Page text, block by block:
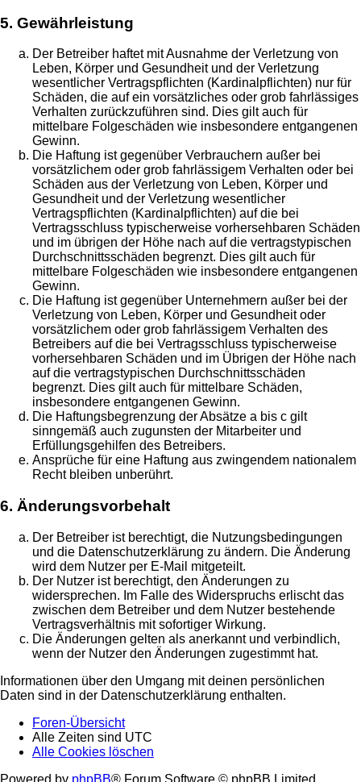
5. Gewährleistung
Der Betreiber haftet mit Ausnahme der Verletzung von
Leben, Körper und Gesundheit und der Verletzung
wesentlicher Vertragspflichten (Kardinalpflichten) nur für
Schäden, die auf ein vorsätzliches oder grob fahrlässiges
Verhalten zurückzuführen sind. Dies gilt auch für
mittelbare Folgeschäden wie insbesondere entgangenen
Gewinn.
Die Haftung ist gegenüber Verbrauchern außer bei
vorsätzlichem oder grob fahrlässigem Verhalten oder bei
Schäden aus der Verletzung von Leben, Körper und
Gesundheit und der Verletzung wesentlicher
Vertragspflichten (Kardinalpflichten) auf die bei
Vertragsschluss typischerweise vorhersehbaren Schäden
und im übrigen der Höhe nach auf die vertragstypischen
Durchschnittsschäden begrenzt. Dies gilt auch für
mittelbare Folgeschäden wie insbesondere entgangenen
Gewinn.
Die Haftung ist gegenüber Unternehmern außer bei der
Verletzung von Leben, Körper und Gesundheit oder
vorsätzlichem oder grob fahrlässigem Verhalten des
Betreibers auf die bei Vertragsschluss typischerweise
vorhersehbaren Schäden und im Übrigen der Höhe nach
auf die vertragstypischen Durchschnittsschäden
begrenzt. Dies gilt auch für mittelbare Schäden,
insbesondere entgangenen Gewinn.
Die Haftungsbegrenzung der Absätze a bis c gilt
sinngemäß auch zugunsten der Mitarbeiter und
Erfüllungsgehilfen des Betreibers.
Ansprüche für eine Haftung aus zwingendem nationalem
Recht bleiben unberührt.
6. Änderungsvorbehalt
Der Betreiber ist berechtigt, die Nutzungsbedingungen
und die Datenschutzerklärung zu ändern. Die Änderung
wird dem Nutzer per E-Mail mitgeteilt.
Der Nutzer ist berechtigt, den Änderungen zu
widersprechen. Im Falle des Widerspruchs erlischt das
zwischen dem Betreiber und dem Nutzer bestehende
Vertragsverhältnis mit sofortiger Wirkung.
Die Änderungen gelten als anerkannt und verbindlich,
wenn der Nutzer den Änderungen zugestimmt hat.
Informationen über den Umgang mit deinen persönlichen
Daten sind in der Datenschutzerklärung enthalten.
Foren-Übersicht
Alle Zeiten sind UTC
Alle Cookies löschen
Powered by phpBB® Forum Software © phpBB Limited